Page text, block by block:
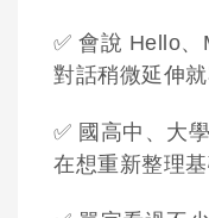
✅ 會說 Hello、
對話稍微延伸就
✅ 國高中、大
在想重新整理基